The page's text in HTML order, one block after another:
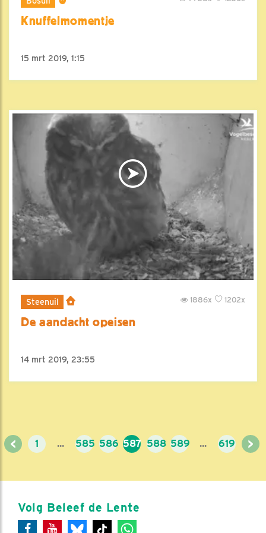
Knuffelmomentje
15 mrt 2019, 1:15
Steenuil 1202x
1886x
De aandacht opeisen
14 mrt 2019, 23:55
< 1 ... 585 586 587 588 589 ... 619 >
Volg Beleef de Lente